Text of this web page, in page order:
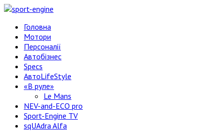
Головна
Мотори
Персоналії
Автобізнес
Specs
АвтоLifeStyle
«В руле»
Le Mans
NEV-and-ECO pro
Sport-Engine TV
sqUAdra Alfa